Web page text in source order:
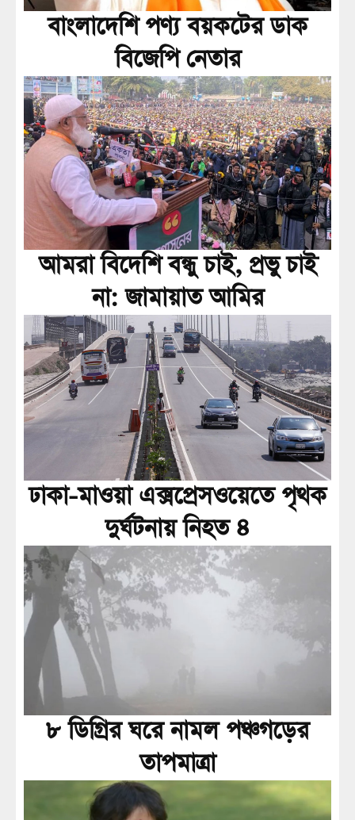
বাংলাদেশি পণ্য বয়কটের ডাক
বিজেপি নেতার
আমরা বিদেশি বন্ধু চাই, প্রভু চাই
না: জামায়াত আমির
ঢাকা-মাওয়া এক্সপ্রেসওয়েতে পৃথক
দুর্ঘটনায় নিহত ৪
৮ ডিগ্রির ঘরে নামল পঞ্চগড়ের
তাপমাত্রা